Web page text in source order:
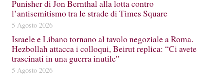
Punisher di Jon Bernthal alla lotta contro
l’antisemitismo tra le strade di Times Square
5 Agosto 2026
Israele e Libano tornano al tavolo negoziale a Roma.
Hezbollah attacca i colloqui, Beirut replica: “Ci avete
trascinati in una guerra inutile”
5 Agosto 2026